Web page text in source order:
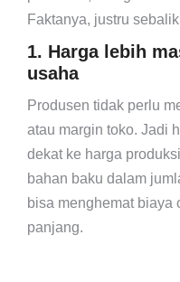
Faktanya, justru
1. Harga lebih
usaha
Produsen tidak perlu
atau margin toko. Jadi
dekat ke harga
bahan baku dalam
bisa menghemat biaya
panjang.